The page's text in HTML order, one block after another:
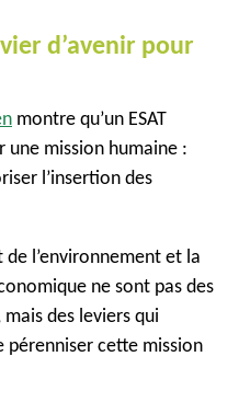
d’avenir pour
montre qu’un ESAT
mission humaine :
l’insertion des
l’environnement et la
ne sont pas des
des leviers qui
pérenniser cette mission